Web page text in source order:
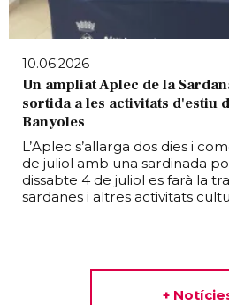
10.06.2026
Un ampliat Aplec de la
sortida a les activitats d'estiu
Banyoles
L’Aplec s’allarga dos dies i
de juliol amb una sardinada
dissabte 4 de juliol es farà la
sardanes i altres activitats
+